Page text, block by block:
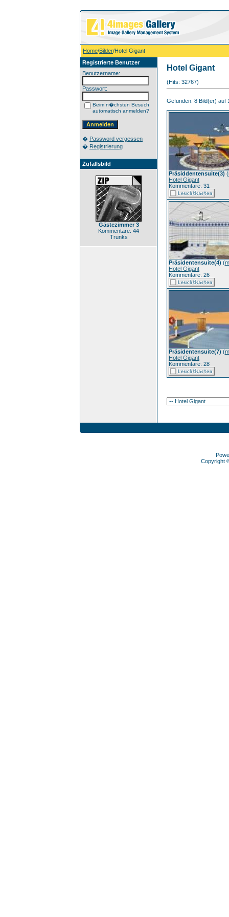
Home/Bilder/Hotel Gigant
Registrierte Benutzer
Benutzername:
Passwort:
Beim n�chsten Besuch
automatisch anmelden?
� Password vergessen
� Registrierung
Zufallsbild
Gästezimmer 3
Kommentare: 44
Trunks
Hotel Gigant
(Hits: 32767)
Gefunden: 8 Bild(er) auf
Präsiddentensuite(3) (
Hotel Gigant
Kommentare: 31
Präsidentensuite(4) (
Hotel Gigant
Kommentare: 26
Präsidentensuite(7) (
Hotel Gigant
Kommentare: 28
Copyright